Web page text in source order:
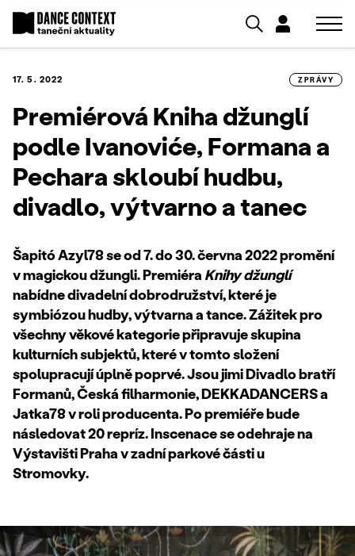
17. 5. 2022 ZPRÁVY
Premiérová Kniha džunglí
podle Ivanoviće, Formana a
Pechara skloubí hudbu,
divadlo, výtvarno a tanec
Šapitó Azyl78 se od 7. do 30. června 2022 promění
v magickou džungli. Premiéra Knihy džunglí
nabídne divadelní dobrodružství, které je
symbiózou hudby, výtvarna a tance. Zážitek pro
všechny věkové kategorie připravuje⁠ skupina
kulturních subjektů, které v tomto složení
spolupracujíúplně poprvé. Jsou jimi Divadlo bratří
Formanů,Česká filharmonie, DEKKADANCERS a
Jatka78 v roli producenta. Po premiéře bude
následovat 20 repríz. Inscenace se odehraje na
Výstavišti Praha v zadní parkové části u
Stromovky.